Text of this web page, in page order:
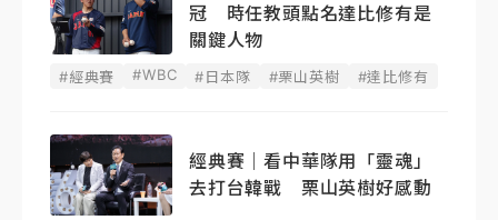
冠 時任教頭點名達比修有是
關鍵人物
#經典賽 #WBC #日本隊 #栗山英樹 #達比修有
經典賽｜看中華隊用「靈魂」
去打台韓戰 栗山英樹好感動